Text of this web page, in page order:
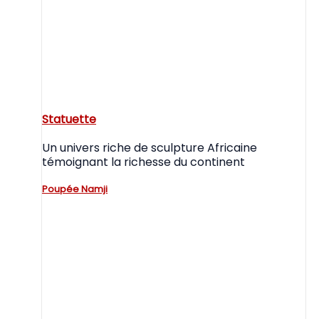
Statuette
Un univers riche de sculpture Africaine
témoignant la richesse du continent
Poupée Namji